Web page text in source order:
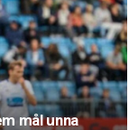
mål unna